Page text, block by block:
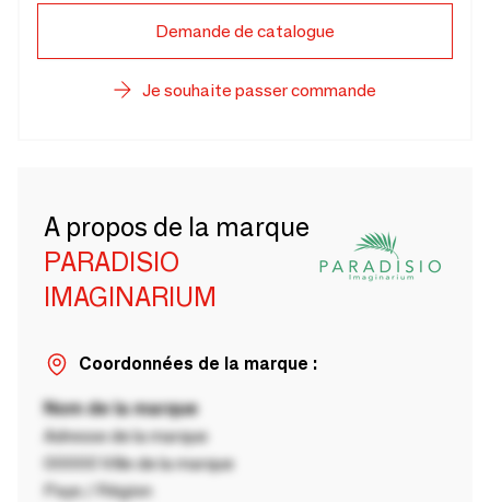
Demande de catalogue
Je souhaite passer commande
A propos de la marque
PARADISIO
IMAGINARIUM
Coordonnées de la marque :
Nom de la marque
Adresse de la marque
00000 Ville de la marque
Pays / Région